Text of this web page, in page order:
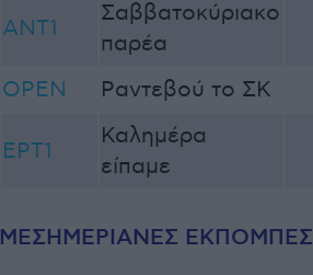
ANT1
Σαββατοκύριακο
παρέα
OPEN Ραντεβού το ΣΚ
ΕΡΤ1
Καλημέρα
είπαμε
ΜΕΣΗΜΕΡΙΑΝΕΣ ΕΚΠΟΜΠΕΣ